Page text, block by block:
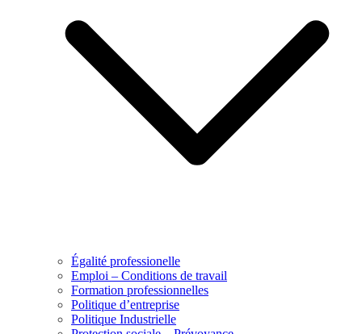
Égalité professionelle
Emploi – Conditions de travail
Formation professionnelles
Politique d’entreprise
Politique Industrielle